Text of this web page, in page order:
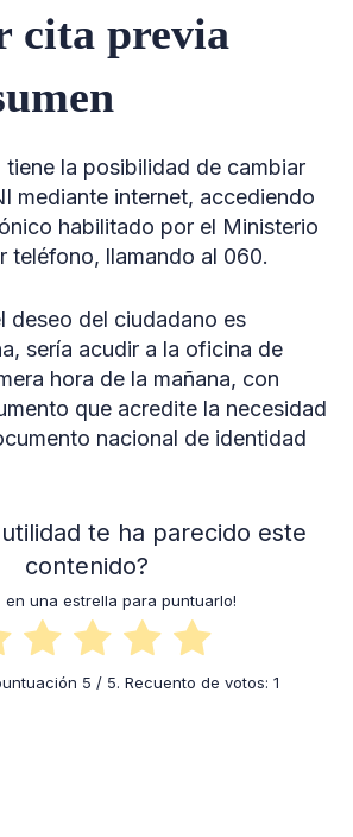
cita previa
la posibilidad de cambiar
mediante internet, accediendo
habilitado por el Ministerio
teléfono, llamando al 060.
deseo del ciudadano es
sería acudir a la oficina de
hora de la mañana, con
que acredite la necesidad
nacional de identidad
te ha parecido este
contenido?
en una estrella para puntuarlo!
5 / 5. Recuento de votos: 1